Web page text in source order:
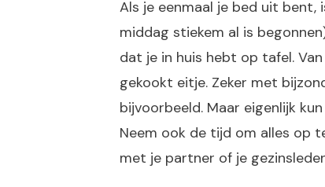
Als je eenmaal je bed uit
middag stiekem al is
dat je in huis hebt op tafel.
gekookt eitje. Zeker met
bijvoorbeeld. Maar eigenlijk
Neem ook de tijd om alles op
met je partner of je